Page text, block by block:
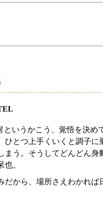
というかこう、覚悟を決め
ひとつ上手くいくと調子に
まう。そうしてどんどん身
。
だから、場所さえわかれば